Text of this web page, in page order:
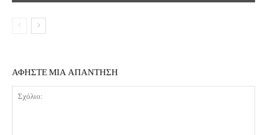
ΑΦΗΣΤΕ ΜΙΑ ΑΠΑΝΤΗΣΗ